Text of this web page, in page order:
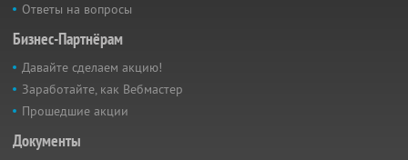
Ответы на вопросы
Бизнес-Партнёрам
Давайте сделаем акцию!
Заработайте, как Вебмастер
Прошедшие акции
Документы